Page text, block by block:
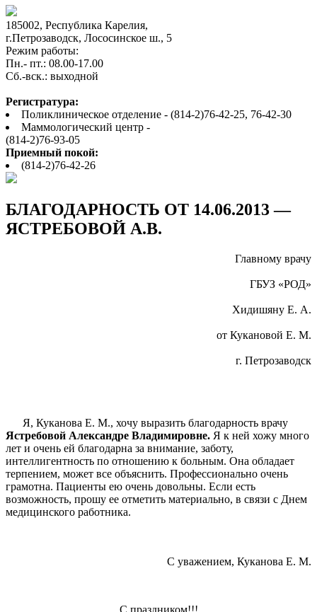
185002, Республика Карелия,
г.Петрозаводск, Лососинское ш., 5
Режим работы:
Пн.- пт.: 08.00-17.00
Cб.-вск.: выходной
Регистратура:
Поликлиническое отделение - (814-2)76-42-25, 76-42-30
Маммологический центр -
(814-2)76-93-05
Приемный покой:
(814-2)76-42-26
БЛАГОДАРНОСТЬ ОТ 14.06.2013 —
ЯСТРЕБОВОЙ А.В.
Главному врачу
ГБУЗ «РОД»
Хидишяну Е. А.
от Кукановой Е. М.
г. Петрозаводск
Я, Куканова Е. М., хочу выразить благодарность врачу
Ястребовой Александре Владимировне. Я к ней хожу много
лет и очень ей благодарна за внимание, заботу,
интеллигентность по отношению к больным. Она обладает
терпением, может все объяснить. Профессионально очень
грамотна. Пациенты ею очень довольны. Если есть
возможность, прошу ее отметить материально, в связи с Днем
медицинского работника.
С уважением, Куканова Е. М.